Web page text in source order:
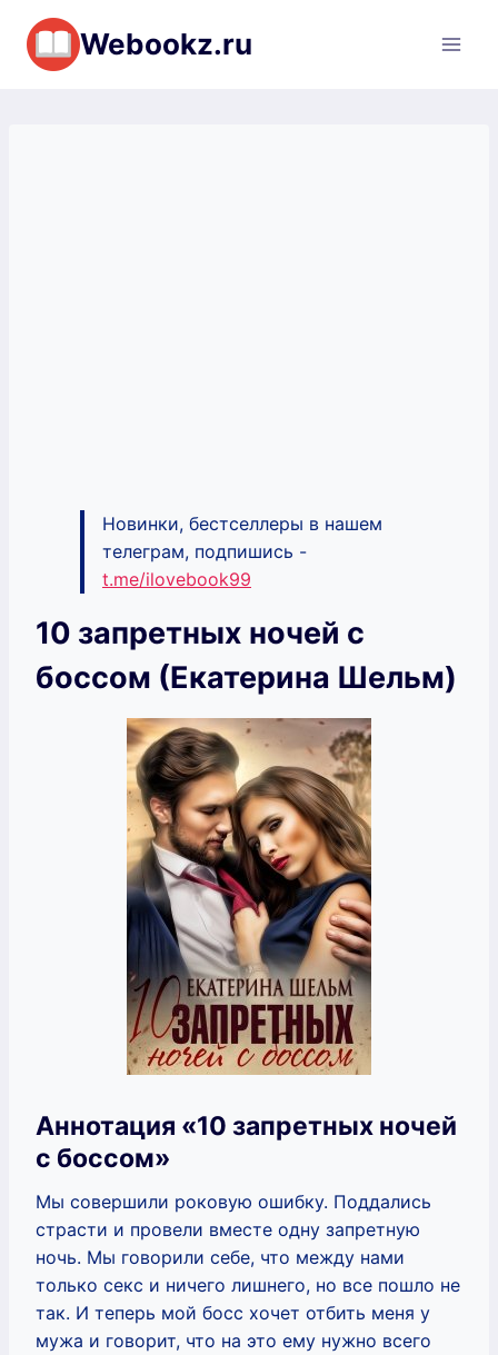
Перейти
содержимому
Webookz.ru
Новинки, бестселлеры в нашем
телеграм, подпишись -
t.me/ilovebook99
10 запретных ночей с
боссом (Екатерина Шельм)
Аннотация «10 запретных ночей
с боссом»
Мы совершили роковую ошибку. Поддались
страсти и провели вместе одну запретную
ночь. Мы говорили себе, что между нами
только секс и ничего лишнего, но все пошло не
так. И теперь мой босс хочет отбить меня у
мужа и говорит, что на это ему нужно всего